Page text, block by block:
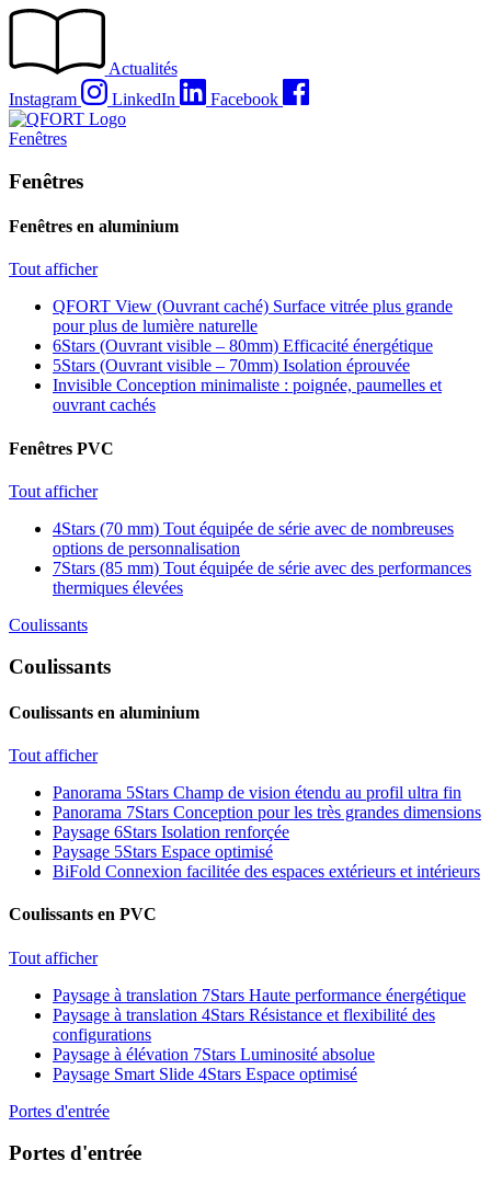
Passer
Actualités
Instagram
LinkedIn Facebook
Fenêtres
Fenêtres
Fenêtres en aluminium
Tout afficher
QFORT View (Ouvrant caché) Surface vitrée plus grande
pour plus de lumière naturelle
6Stars (Ouvrant visible – 80mm) Efficacité énergétique
5Stars (Ouvrant visible – 70mm) Isolation éprouvée
Invisible Conception minimaliste : poignée, paumelles et
ouvrant cachés
Fenêtres PVC
Tout afficher
4Stars (70 mm) Tout équipée de série avec de nombreuses
options de personnalisation
7Stars (85 mm) Tout équipée de série avec des performances
thermiques élevées
Coulissants
Coulissants
Coulissants en aluminium
Tout afficher
Panorama 5Stars Champ de vision étendu au profil ultra fin
Panorama 7Stars Conception pour les très grandes dimensions
Paysage 6Stars Isolation renforçée
Paysage 5Stars Espace optimisé
BiFold Connexion facilitée des espaces extérieurs et intérieurs
Coulissants en PVC
Tout afficher
Paysage à translation 7Stars Haute performance énergétique
Paysage à translation 4Stars Résistance et flexibilité des
configurations
Paysage à élévation 7Stars Luminosité absolue
Paysage Smart Slide 4Stars Espace optimisé
Portes d'entrée
Portes d'entrée